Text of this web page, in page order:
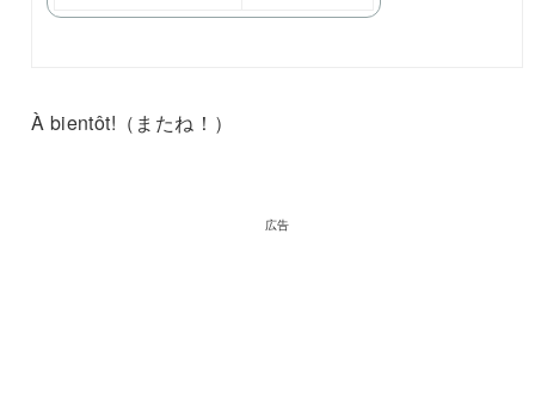
À bientôt!（またね！）
広告